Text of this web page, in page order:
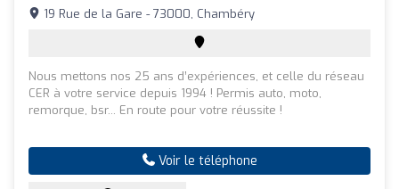
19 Rue de la Gare - 73000, Chambéry
Nous mettons nos 25 ans d’expériences, et celle du réseau
CER à votre service depuis 1994 ! Permis auto, moto,
remorque, bsr... En route pour votre réussite !
Voir le téléphone